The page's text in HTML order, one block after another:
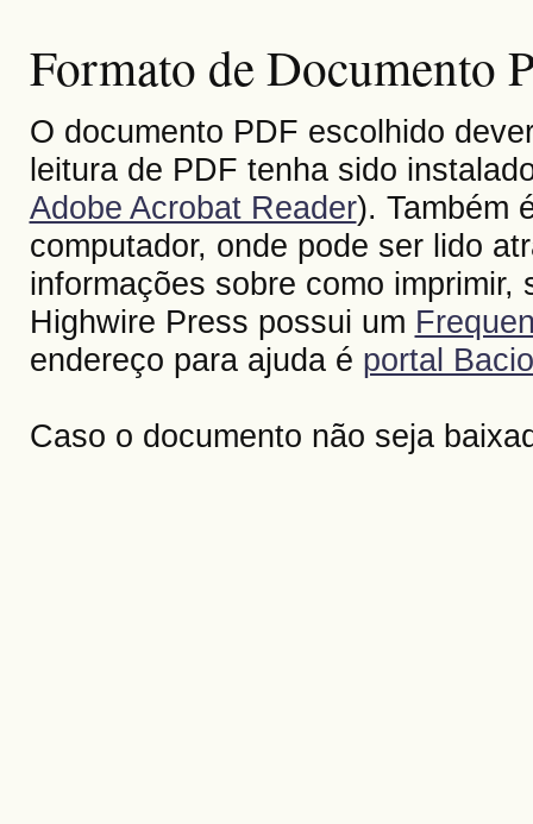
Formato de Documento
O documento PDF escolhido
leitura de PDF tenha sido
Adobe Acrobat Reader). Também
computador, onde pode ser lido
informações sobre como
Highwire Press possui um
endereço para ajuda é portal
Caso o documento não seja